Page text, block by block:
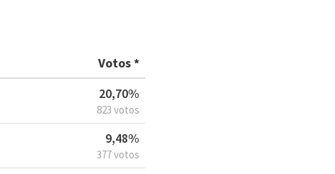
Votos *
20,70%
823 votos
9,48%
377 votos